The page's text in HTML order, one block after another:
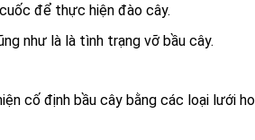
để thực hiện đào cây.
như là là tình trạng vỡ bầu cây.
cố định bầu cây bằng các loại lưới